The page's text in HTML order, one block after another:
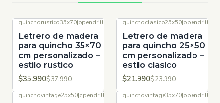
quinchorustico35x70|opendrill
Letrero de madera
para quincho 35×70
cm personalizado –
estilo rustico
$35.990$37.990
quinchoclasico25x50|opendrill
Letrero de madera
para quincho 25×50
cm personalizado –
estilo clasico
$21.990$23.990
quinchovintage25x50|opendrill quinchovintage35x70|opendrill